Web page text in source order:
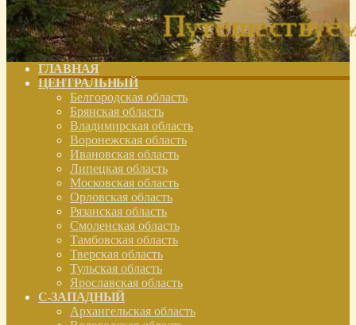
ГЛАВНАЯ
ЦЕНТРАЛЬНЫЙ
Белгородская область
Брянская область
Владимирская область
Воронежская область
Ивановская область
Липецкая область
Московская область
Орловская область
Рязанская область
Смоленская область
Тамбовская область
Тверская область
Тульская область
Ярославская область
С-ЗАПАДНЫЙ
Архангельская область